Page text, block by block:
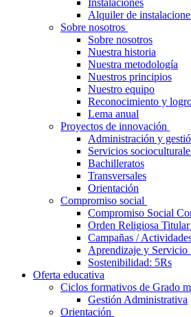
Instalaciones
Alquiler de
Sobre nosotros
Sobre nosotros
Nuestra historia
Nuestra metodología
Nuestros principios
Nuestro equipo
Reconocimiento y
Lema anual
Proyectos de innovación
Administración y
Servicios
Bachilleratos
Transversales
Orientación
Compromiso social
Compromiso Social
Orden Religiosa
Campañas /
Aprendizaje y Servicio
Sostenibilidad: 5Rs
Oferta educativa
Ciclos formativos de Grado
Gestión Administrativa
Orientación